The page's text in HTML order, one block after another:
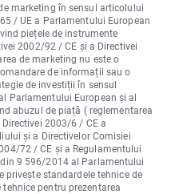
marketing în sensul articolului
/ UE a Parlamentului European
piețele de instrumente
2002/92 / CE și a Directivei
de marketing nu este o
de informații sau o
de investiții în sensul
Parlamentului European și al
abuzul de piață ( reglementarea
2003/6 / CE a
și a Directivelor Comisiei
72 / CE și a Regulamentului
9 596/2014 al Parlamentului
privește standardele tehnice de
pentru prezentarea